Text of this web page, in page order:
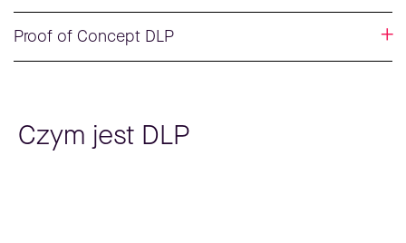
Proof of Concept DLP
Czym jest DLP